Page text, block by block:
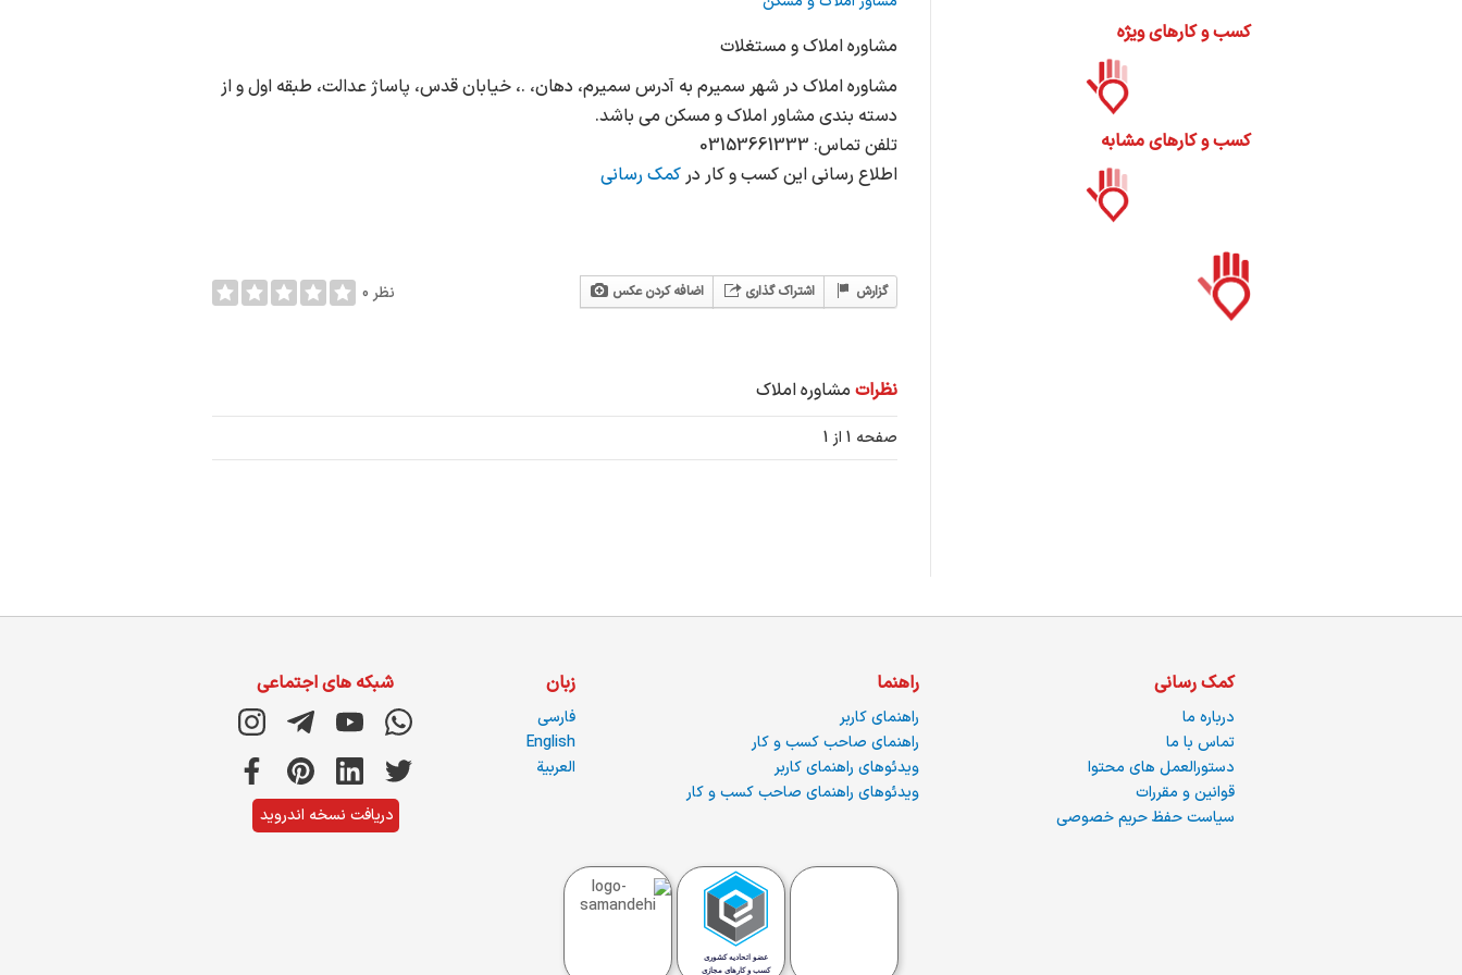
مشاوره املاک و مستغلات
مشاوره املاک در شهر سمیرم به آدرس سمیرم، دهان، .، خیابان قدس، پاساژ عدالت، طبقه اول و از
دسته بندی مشاور املاک و مسکن می باشد.
تلفن تماس: 03153661333
اطلاع رسانی این کسب و کار درکمک رسانی
اضافه کردن عکس اشتراک گذاری گزارش 0 نظر
نظرات مشاوره املاک
صفحه 1 از 1
کسب و کارهای ویژه
کسب و کارهای مشابه
کمک رسانی
درباره ما
تماس با ما
دستورالعمل های محتوا
قوانین و مقررات
سیاست حفظ حریم خصوصی
راهنما
راهنمای کاربر
راهنمای صاحب کسب و کار
ویدئوهای راهنمای کاربر
ویدئوهای راهنمای صاحب کسب و کار
زبان
فارسی
English
العربية
شبکه های اجتماعی
دریافت نسخه اندروید